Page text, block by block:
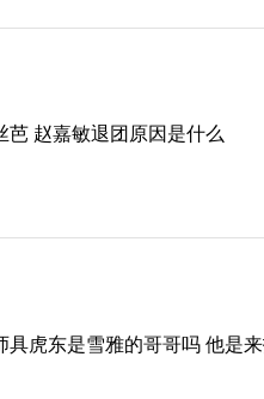
芭 赵嘉敏退团原因是什么
具虎东是雪雅的哥哥吗 他是